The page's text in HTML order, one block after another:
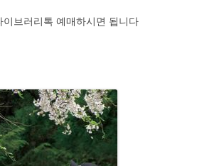
国際交流基金 アーティストインタビ
브러리톡 예매하시면 됩니다